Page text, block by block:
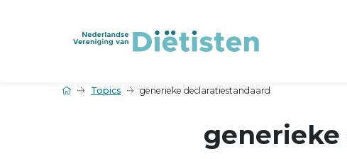
Topics generieke declaratiestandaard